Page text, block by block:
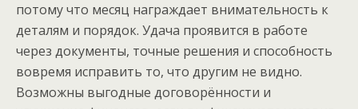
потому что месяц награждает внимательность к
деталям и порядок. Удача проявится в работе
через документы, точные решения и способность
вовремя исправить то, что другим не видно.
Возможны выгодные договорённости и